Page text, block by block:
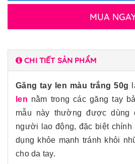
MUA
CHI TIẾT SẢN PHẨM
Găng tay len màu trắng 50g
len nằm trong các găng tay
mẫu này thường được dùng
người lao động, đặc biệt
dụng khỏe mạnh tránh khỏi
cho da tay.